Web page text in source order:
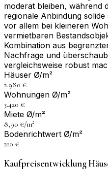
moderat bleiben, während
regionale Anbindung
vor allem bei kleineren
vermietbaren
Kombination aus
Nachfrage und
vergleichsweise robust
Häuser Ø/m²
2.980 €
Wohnungen Ø/m²
3.420 €
Miete Ø/m²
8,90 €/m²
Bodenrichtwert Ø/m²
210 €
Kaufpreisentwicklung